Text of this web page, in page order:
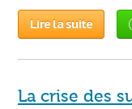
Lire la suite
La crise des